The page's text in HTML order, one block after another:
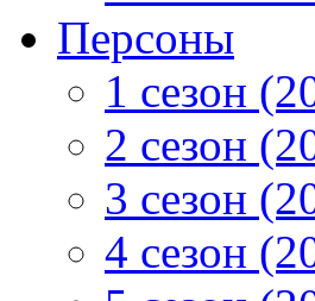
Персоны
1 сезон
2 сезон
3 сезон
4 сезон